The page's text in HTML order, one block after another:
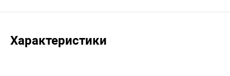
Характеристики